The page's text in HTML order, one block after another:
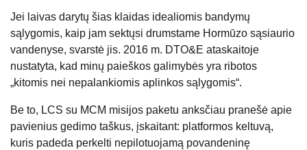
Jei laivas darytų šias klaidas idealiomis bandymų
sąlygomis, kaip jam sektųsi drumstame Hormūzo sąsiaurio
vandenyse, svarstė jis. 2016 m. DTO&E ataskaitoje
nustatyta, kad minų paieškos galimybės yra ribotos
„kitomis nei nepalankiomis aplinkos sąlygomis“.
Be to, LCS su MCM misijos paketu anksčiau pranešė apie
pavienius gedimo taškus, įskaitant: platformos keltuvą,
kuris padeda perkelti nepilotuojamą povandeninę